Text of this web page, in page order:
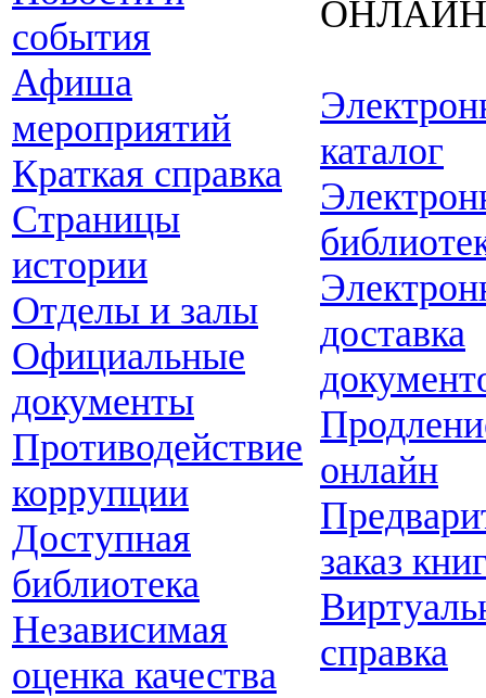
события
Афиша
мероприятий
Краткая справка
Страницы
истории
Отделы и залы
Официальные
документы
Противодействие
коррупции
Доступная
библиотека
Независимая
оценка качества
ОНЛАЙН
каталог
доставка
онлайн
заказ
справка